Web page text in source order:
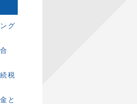
グ
税
と